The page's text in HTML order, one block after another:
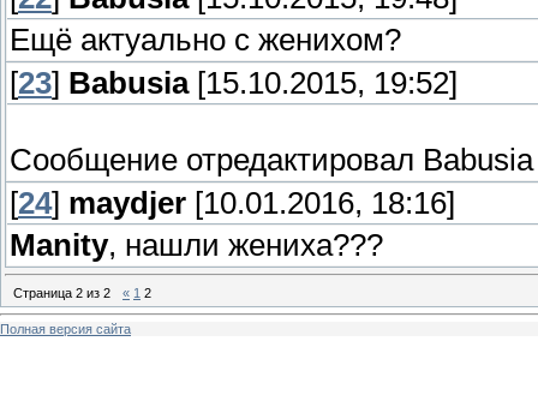
Ещё актуально с женихом?
[23] Babusia[15.10.2015, 19:52]
Сообщение отредактировал Babusia
[24] maydjer [10.01.2016, 18:16]
Manity, нашли жениха???
Страница 2 из 2 « 1 2
Полная версия сайта